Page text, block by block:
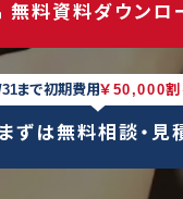
無料資料ダウンロ
まずは無料相談・見
まで初期費用￥50,000割